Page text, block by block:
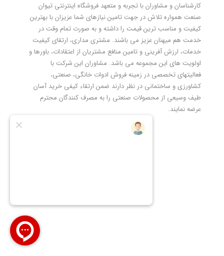
کارشناسان و مشاوران با تجربه و متعهد فروشگاه اینترنتی تیوان
صنعت همواره تلاش در جهت تامین نیازهای شما عزیزان با بهترین
کیفیت و مناسب ترین قیمت را داشته و به صورت تمام وقت در
خدمت هم میهنان عزیز می باشند. مشتری مداری، ارتقای کیفیت
خدمات، ارزش آفرینی و تامین منافع مشتریان از اعتقادات، باورها و
اولویت های این مجموعه می باشد. مشاوران این شرکت با
فعالیتهای تخصصی در زمینه فروش ادوات خانگی، صنعتی،
کشاورزی و ساختمانی در نظر دارند ضمن ارتقاء کیفی خرید آسان
طیف وسیعی از محصولات صنعتی را به مصرف کنندگان محترم
عرضه نمایند.